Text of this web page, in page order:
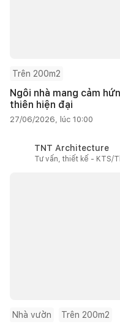
Trên 200m2
Ngôi nhà mang cảm
thiên hiện đại
27/06/2026, lúc 10:00
TNT Architecture
Tư vấn, thiết kế - KTS/
Nhà vườn Trên 200m2